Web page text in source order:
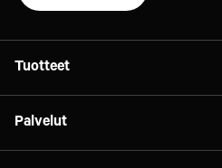
Tuotteet
Palvelut